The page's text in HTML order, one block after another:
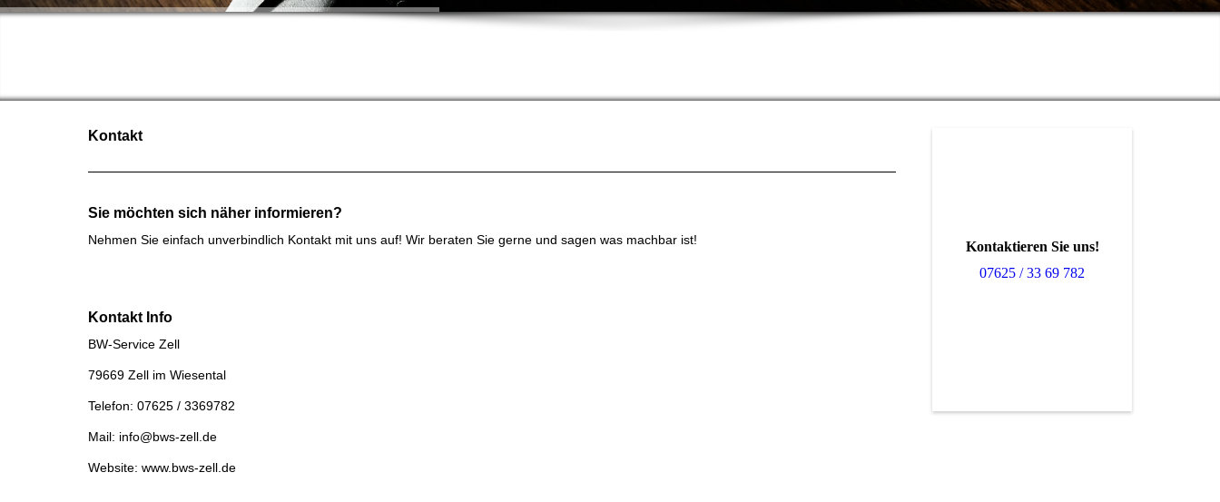
Kontakt
Sie möchten sich näher informieren?
Nehmen Sie einfach unverbindlich Kontakt mit uns auf! Wir beraten Sie gerne und sagen was machbar ist!
Kontakt Info
BW-Service Zell
79669 Zell im Wiesental
Telefon: 07625 / 3369782
Mail: info@bws-zell.de
Website: www.bws-zell.de
Kontaktieren Sie uns!
07625 / 33 69 782